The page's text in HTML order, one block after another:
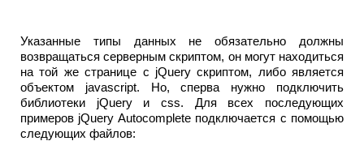
Указанные типы данных не обязательно должны
возвращаться серверным скриптом, он могут находиться
на той же странице с jQuery скриптом, либо является
объектом javascript. Но, сперва нужно подключить
библиотеки jQuery и css. Для всех последующих
примеров jQuery Autocomplete подключается с помощью
следующих файлов: